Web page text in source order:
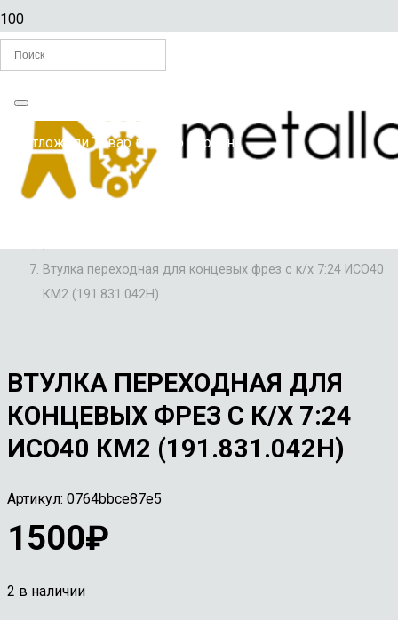
Вы отложилиТоварв свою корзину.
Главная
/
ОСНАСТКА ДЛЯ ИНСТРУМЕНТОВ
Втулка переходная для концевых фрез с к/х 7:24 ИСО40
КМ2 (191.831.042Н)
ВТУЛКА ПЕРЕХОДНАЯ ДЛЯ
КОНЦЕВЫХ ФРЕЗ С К/Х 7:24
ИСО40 КМ2 (191.831.042Н)
Артикул: 0764bbce87e5
1500₽
2 в наличии